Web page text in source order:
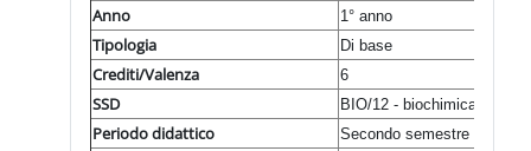
Anno
1° anno
Tipologia Di base
Crediti/Valenza 6
SSD BIO/12 - biochimica
Periodo didattico Secondo semestre